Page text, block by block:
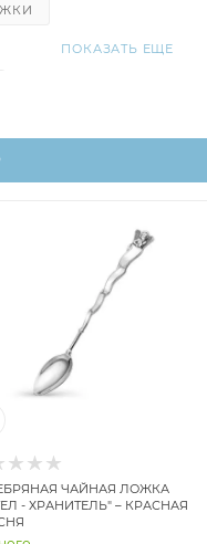
12 ПРЕДМЕТОВ
48 ПРЕДМЕТОВ
НАПИТКОВ
ТОРТА
ЛИМОНА
ПОКАЗАТЬ ЕЩЕ
ЧАЙНАЯ ЛОЖКА
- ХРАНИТЕЛЬ" – КРАСНАЯ